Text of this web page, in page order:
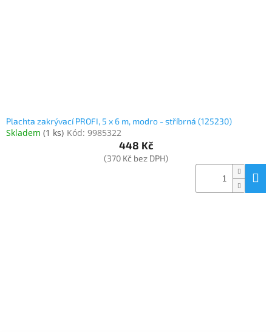
Plachta zakrývací PROFI, 5 x 6 m, modro - stříbrná (125230)
Skladem (1 ks) Kód: 9985322
448 Kč
(370 Kč bez DPH)